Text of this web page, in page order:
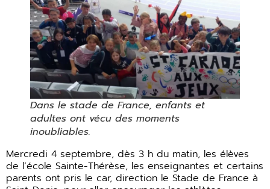
Dans le stade de France, enfants et
adultes ont vécu des moments
inoubliables.
Mercredi 4 septembre, dès 3 h du matin, les élèves
de l’école Sainte-Thérèse, les enseignantes et certains
parents ont pris le car, direction le Stade de France à